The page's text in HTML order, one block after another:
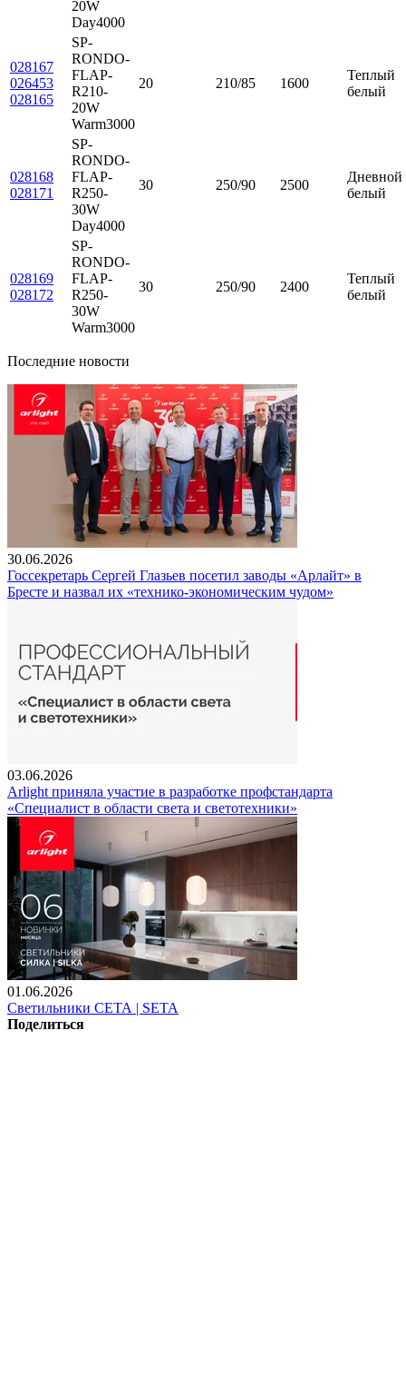
20W
Day4000
028167
026453
028165
SP-
RONDO-
FLAP-
R210-
20W
Warm3000
20 210/85 1600
Теплый
белый
028168
028171
SP-
RONDO-
FLAP-
R250-
30W
Day4000
30 250/90 2500
Дневной
белый
028169
028172
SP-
RONDO-
FLAP-
R250-
30W
Warm3000
30 250/90 2400
Теплый
белый
Последние новости
30.06.2026
Госсекретарь Сергей Глазьев посетил заводы «Арлайт» в
Бресте и назвал их «технико-экономическим чудом»
03.06.2026
Arlight приняла участие в разработке профстандарта
«Специалист в области света и светотехники»
01.06.2026
Светильники СЕТА | SETA
Поделиться